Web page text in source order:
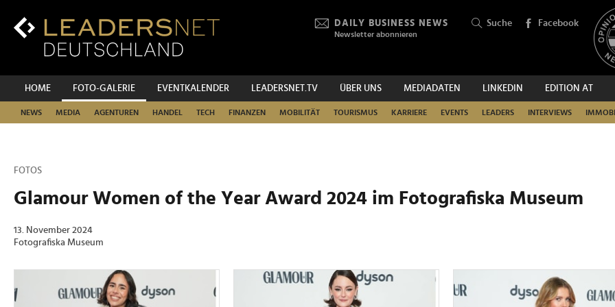
Inhalt
Hauptnavigation
DAILY BUSINESS NEWS
Newsletter abonnieren
Suche Facebook
HOME FOTO-GALERIE EVENTKALENDER LEADERSNET.TV ÜBER UNS MEDIADATEN LINKEDIN EDITION AT
NEWS MEDIA AGENTUREN HANDEL TECH FINANZEN MOBILITÄT TOURISMUS KARRIERE EVENTS LEADERS INTERVIEWS
SUCHEN
FOTOS
Glamour Women of the Year Award 2024 im Fotografiska Museum
13. November 2024
Fotografiska Museum